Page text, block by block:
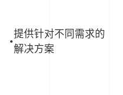
提供针对不同需求的
解决方案